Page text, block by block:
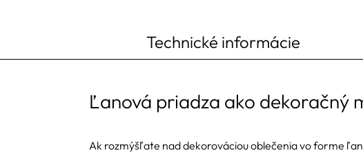
Technické informácie
Ľanová priadza ako dekoračný
Ak rozmýšľate nad dekorováciou oblečenia vo forme